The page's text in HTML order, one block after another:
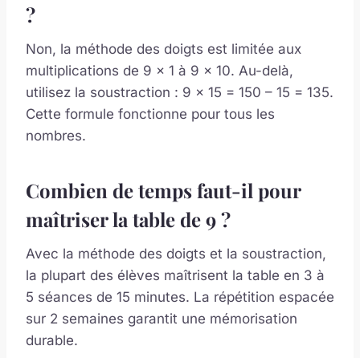
?
Non, la méthode des doigts est limitée aux
multiplications de 9 x 1 à 9 x 10. Au-delà,
utilisez la soustraction : 9 x 15 = 150 – 15 = 135.
Cette formule fonctionne pour tous les
nombres.
Combien de temps faut-il pour
maîtriser la table de 9 ?
Avec la méthode des doigts et la soustraction,
la plupart des élèves maîtrisent la table en 3 à
5 séances de 15 minutes. La répétition espacée
sur 2 semaines garantit une mémorisation
durable.